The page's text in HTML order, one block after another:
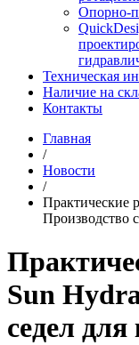
Опорно-
Техническая
Наличие на
Контакты
Главная
/
Новости
/
Практические
Производство
Sun
седел